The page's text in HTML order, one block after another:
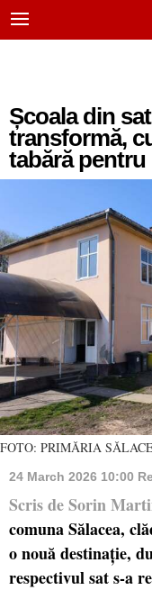
Școala din
transformă,
tabără
FOTO: PRIMĂRIA
24 March 2026 10:00
Scris de Sorin
comuna Sălacea,
o nouă destinație,
respectivul sat s-a